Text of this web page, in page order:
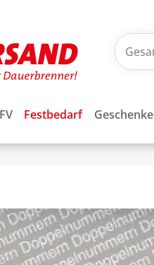
Festbedarf Geschenke